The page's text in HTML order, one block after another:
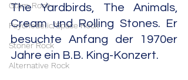
Glam Rock
Psychedelic/Space Rock
Stoner Rock
Alternative Rock
The Yardbirds, The Animals,
Cream und Rolling Stones. Er
besuchte Anfang der 1970er
Jahre ein B.B. King-Konzert.